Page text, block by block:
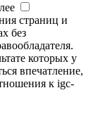
страниц и
без
которых у
впечатление,
к igc-